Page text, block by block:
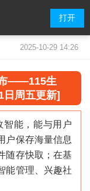
打开
2025-10-29 14:26
布——115生
日周五更新]
智能，能与用户
户保存海量信息
随存快取；在基
能管理、兴趣社